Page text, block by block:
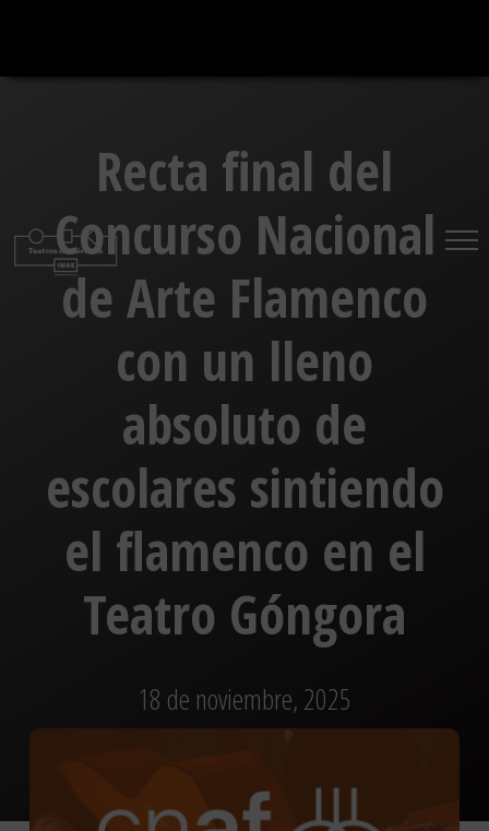
contenido
Recta final del
Concurso Nacional
de Arte Flamenco
con un lleno
absoluto de
escolares sintiendo
el flamenco en el
Teatro Góngora
18 de noviembre, 2025